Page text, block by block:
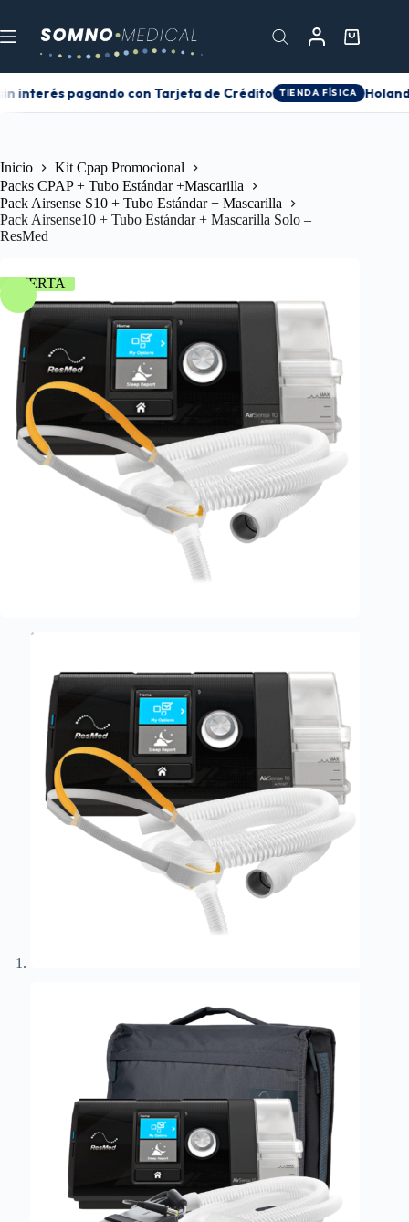
interés pagando con Tarjeta de Crédito TIENDA FÍSICA
Inicio
Kit Cpap Promocional
Packs CPAP + Tubo Estándar +Mascarilla
Pack Airsense S10 + Tubo Estándar + Mascarilla
Pack Airsense10 + Tubo Estándar + Mascarilla Solo –
ResMed
OFERTA